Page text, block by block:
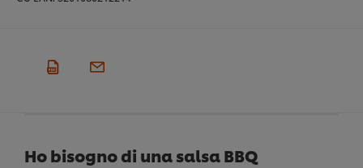
Ho bisogno di una salsa BBQ